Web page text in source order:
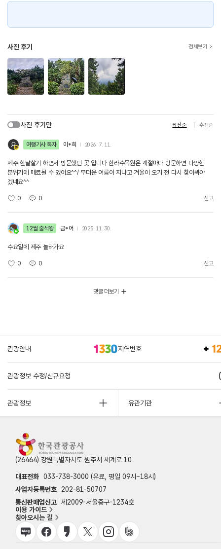
사진 후기 전체보기
사진 후기만 최신순 추천순
여행기사 독자 이*희 2026. 7. 11.
제주 한달살기 하면서 방문했던 곳 입니다 한라수목원은 계철마다 방문하면 다양한
분위기에 매료될 수 있어요^^/ 무더운 여름이 지나고 겨울이 오기 전 다시 찾아봐야
겠네요^^
0 0 신고
12월 출석왕 금*어 2025. 11. 30.
수요일에 제주 놀러가요
0 0 신고
댓글 더보기
관광안내 지역번호
관광정보 수정/신규요청
관광정보 유관기관
(26464) 강원특별자치도 원주시 세계로 10
대표전화 033-738-3000 (유료, 평일 09시~18시)
사업자등록번호
202-81-50707
통신판매업신고 제2009-서울중구-1234호
이용 가이드
찾아오시는 길